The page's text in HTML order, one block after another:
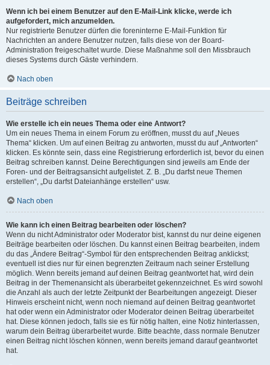
Wenn ich bei einem Benutzer auf den E-Mail-Link klicke, werde ich
aufgefordert, mich anzumelden.
Nur registrierte Benutzer dürfen die foreninterne E-Mail-Funktion für
Nachrichten an andere Benutzer nutzen, falls diese von der Board-
Administration freigeschaltet wurde. Diese Maßnahme soll den Missbrauch
dieses Systems durch Gäste verhindern.
Nach oben
Beiträge schreiben
Wie erstelle ich ein neues Thema oder eine Antwort?
Um ein neues Thema in einem Forum zu eröffnen, musst du auf „Neues
Thema“ klicken. Um auf einen Beitrag zu antworten, musst du auf „Antworten“
klicken. Es könnte sein, dass eine Registrierung erforderlich ist, bevor du einen
Beitrag schreiben kannst. Deine Berechtigungen sind jeweils am Ende der
Foren- und der Beitragsansicht aufgelistet. Z. B. „Du darfst neue Themen
erstellen“, „Du darfst Dateianhänge erstellen“ usw.
Nach oben
Wie kann ich einen Beitrag bearbeiten oder löschen?
Wenn du nicht Administrator oder Moderator bist, kannst du nur deine eigenen
Beiträge bearbeiten oder löschen. Du kannst einen Beitrag bearbeiten, indem
du das „Ändere Beitrag“-Symbol für den entsprechenden Beitrag anklickst;
eventuell ist dies nur für einen begrenzten Zeitraum nach seiner Erstellung
möglich. Wenn bereits jemand auf deinen Beitrag geantwortet hat, wird dein
Beitrag in der Themenansicht als überarbeitet gekennzeichnet. Es wird sowohl
die Anzahl als auch der letzte Zeitpunkt der Bearbeitungen angezeigt. Dieser
Hinweis erscheint nicht, wenn noch niemand auf deinen Beitrag geantwortet
hat oder wenn ein Administrator oder Moderator deinen Beitrag überarbeitet
hat. Diese können jedoch, falls sie es für nötig halten, eine Notiz hinterlassen,
warum dein Beitrag überarbeitet wurde. Bitte beachte, dass normale Benutzer
einen Beitrag nicht löschen können, wenn bereits jemand darauf geantwortet
hat.